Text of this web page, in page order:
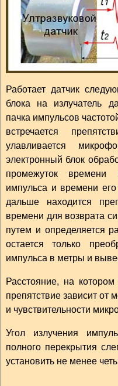
Работает датчик
блока на излучатель
пачка импульсов
встречается
улавливается
электронный блок
промежуток времени
импульса и времени
дальше находится
времени для возврата
путем и определяется
остается только
импульса в метры и
Расстояние, на
препятствие зависит от
и чувствительности
Угол излучения
полного перекрытия
установить не менее